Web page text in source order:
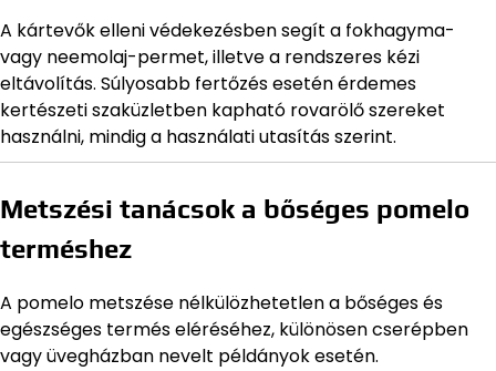
A kártevők elleni védekezésben segít a fokhagyma-
vagy neemolaj-permet, illetve a rendszeres kézi
eltávolítás. Súlyosabb fertőzés esetén érdemes
kertészeti szaküzletben kapható rovarölő szereket
használni, mindig a használati utasítás szerint.
Metszési tanácsok a bőséges pomelo
terméshez
A pomelo metszése nélkülözhetetlen a bőséges és
egészséges termés eléréséhez, különösen cserépben
vagy üvegházban nevelt példányok esetén.